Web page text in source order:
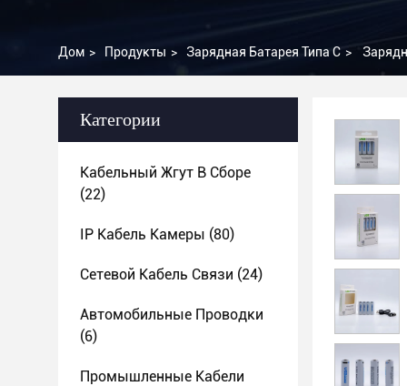
Дом > Продукты > Зарядная Батарея Типа С >
Категории
Кабельный Жгут В Сборе
(22)
IP Кабель Камеры (80)
Сетевой Кабель Связи (24)
Автомобильные Проводки
(6)
Промышленные Кабели